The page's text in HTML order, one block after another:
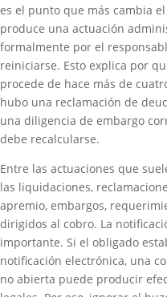
es el punto que más cambia
produce una actuación
formalmente por el
reiniciarse. Esto explica por
procede de hace más de
hubo una reclamación de
una diligencia de embargo
debe recalcularse.
Entre las actuaciones que
las liquidaciones,
apremio, embargos,
dirigidos al cobro. La
importante. Si el obligado
notificación electrónica, una
no abierta puede producir